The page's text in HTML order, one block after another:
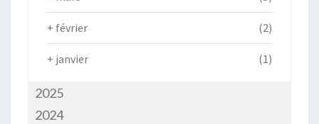
+ février (2)
+ janvier (1)
2025
2024